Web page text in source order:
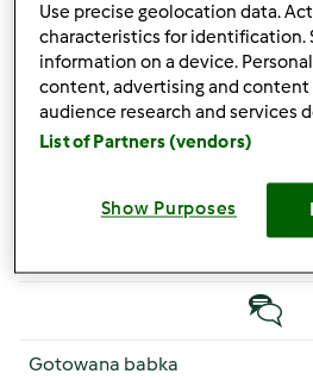
2. Styczeń 2017 - 17:30
Temat
Kotlety szczęścia - Bardzo
byAnonim » 10. Sierpień 2013 - 13:21
Temat
Gotowana babka
Use precise geolocation data.
characteristics for identification.
information on a device.
content, advertising and
audience research and services
List of Partners (vendors)
Show Purposes